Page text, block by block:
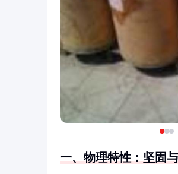
一、物理特性：坚固